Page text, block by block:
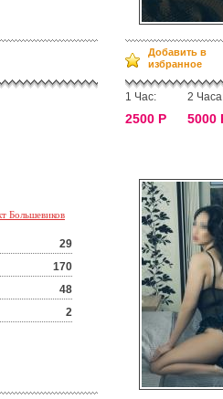
Добавить в
избранное
1 Час:
2500 Р
2
5000
Большевиков
29
170
48
2